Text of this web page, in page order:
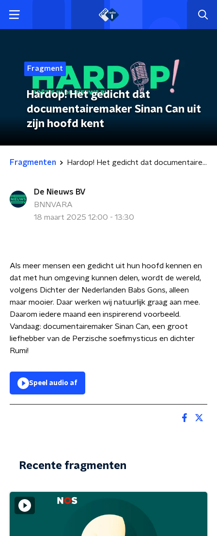
Fragment
Hardop! Het gedicht dat
documentairemaker Sinan Can uit
zijn hoofd kent
Fragmenten Hardop! Het gedicht dat documentairemaker Sinan Can uit zijn hoofd kent
De Nieuws BV
BNNVARA
18 maart 2025 12:00 - 13:30
Als meer mensen een gedicht uit hun hoofd kennen en
dat met hun omgeving kunnen delen, wordt de wereld,
volgens Dichter der Nederlanden Babs Gons, alleen
maar mooier. Daar werken wij natuurlijk graag aan mee.
Daarom iedere maand een inspirerend voorbeeld.
Vandaag: documentairemaker Sinan Can, een groot
liefhebber van de Perzische soefimysticus en dichter
Rumi!
Speel audio af
Recente fragmenten